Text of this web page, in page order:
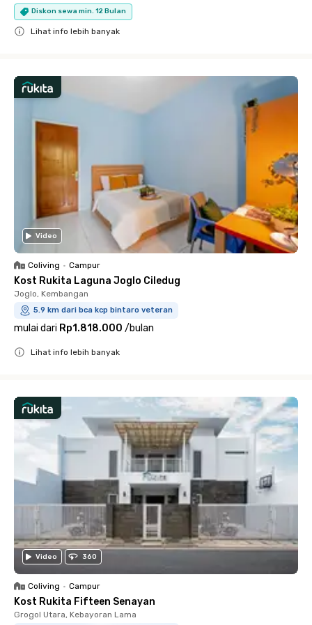
Diskon sewa min. 12 Bulan
Lihat info lebih banyak
Video
Coliving • Campur
Kost Rukita Laguna Joglo Ciledug
Joglo, Kembangan
5.9 km dari bca kcp bintaro veteran
mulai dari Rp1.818.000 /bulan
Lihat info lebih banyak
Video 360
Coliving • Campur
Kost Rukita Fifteen Senayan
Grogol Utara, Kebayoran Lama